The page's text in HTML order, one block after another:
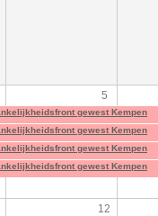
5
gewest Kempen
gewest Kempen
gewest Kempen
gewest Kempen
12